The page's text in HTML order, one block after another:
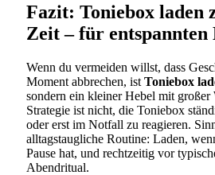
Fazit: Toniebox laden
Zeit – für entspannten
Wenn du vermeiden willst, dass
Moment abbrechen, ist Toniebox
sondern ein kleiner Hebel mit
Strategie ist nicht, die Toniebox
oder erst im Notfall zu reagieren.
alltagstaugliche Routine: Laden,
Pause hat, und rechtzeitig vor
Abendritual.